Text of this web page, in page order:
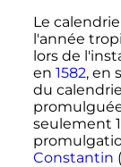
Le
l'année
lors de
en 1582, en
du
seulement
Constantin